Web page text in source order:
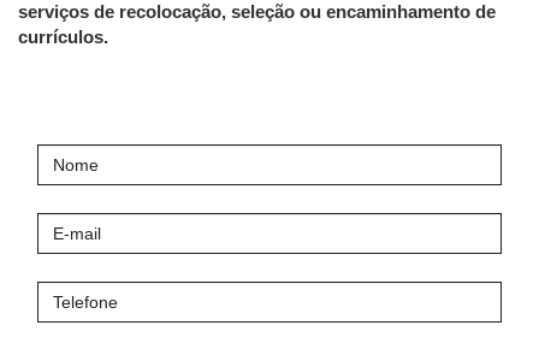
serviços de recolocação, seleção ou encaminhamento de
currículos.
mail